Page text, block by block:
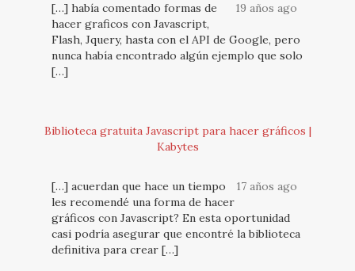
19 años ago
[…] había comentado formas de
hacer graficos con Javascript,
Flash, Jquery, hasta con el API de Google, pero
nunca había encontrado algún ejemplo que solo
[…]
Biblioteca gratuita Javascript para hacer gráficos |
Kabytes
17 años ago
[…] acuerdan que hace un tiempo
les recomendé una forma de hacer
gráficos con Javascript? En esta oportunidad
casi podría asegurar que encontré la biblioteca
definitiva para crear […]